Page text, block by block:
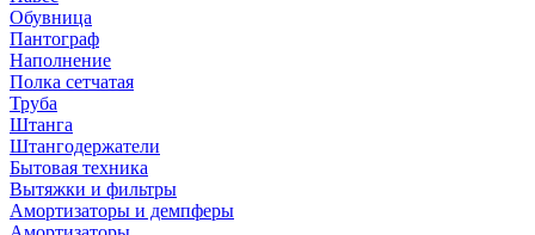
Обувница
Пантограф
Наполнение
Полка сетчатая
Труба
Штанга
Штангодержатели
Бытовая техника
Вытяжки и фильтры
Амортизаторы и демпферы